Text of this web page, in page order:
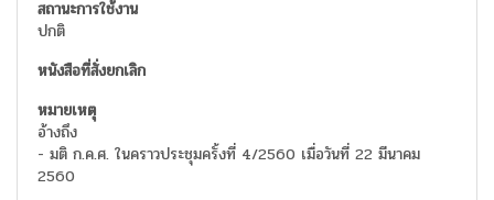
ปกติ
อ้างถึง
- มติ ก.ค.ศ. ในคราวประชุมครั้งที่ 4/2560 เมื่อวันที่ 22 มีนาคม
2560